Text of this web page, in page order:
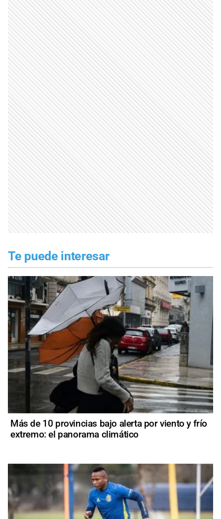
Te puede interesar
Más de 10 provincias bajo alerta por viento y frío
extremo: el panorama climático